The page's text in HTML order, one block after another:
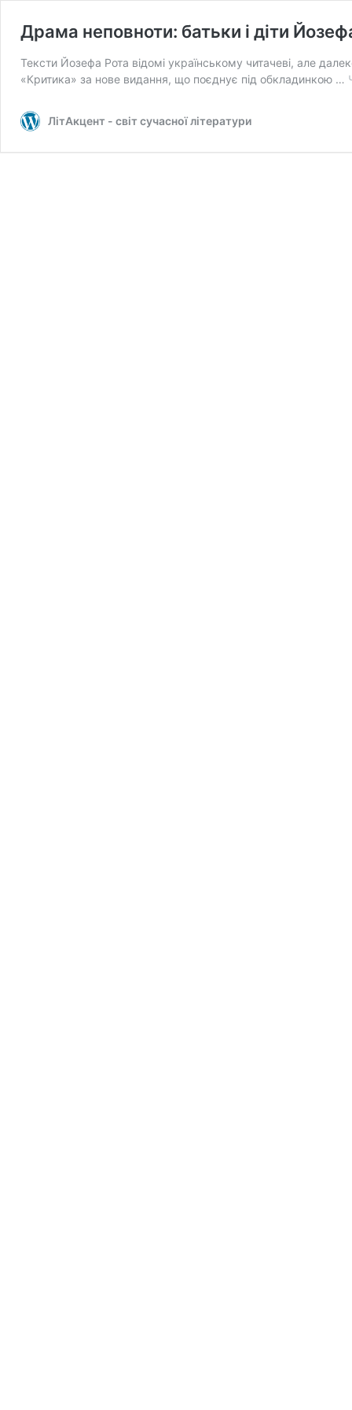
Драма неповноти: батьки і діти
Тексти Йозефа Рота відомі українському читачеві, але
«Критика» за нове видання, що поєднує під обкладинкою …
ЛітАкцент - світ сучасної літератури